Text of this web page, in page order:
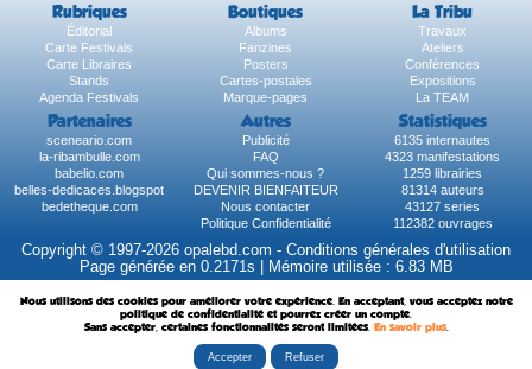
Rubriques Boutiques La Tribu
Éditorial Albums
Travaux
Carte Festivals
Fanzines
Ateliers
Carte Libraires
Posters
Conférences
Stands
Cartes-postales
Expositions
Agenda Festivals
Marque-pages La TEAM
Partenaires Autres Statistiques
sceneario.com Publicité
6135 internautes
la-ribambulle.com
FAQ
4323 manifestations
babelio.com
Qui sommes-nous ?
1259 librairies
belles-dedicaces.blogspot
DEVENIR BIENFAITEUR
81314 auteurs
bedetheque.com
Nous contacter
43127 series
Politique Confidentialité
112382 ouvrages
Copyright © 1997-2026 opalebd.com - Conditions générales d'utilisation
Page générée en 0.2171s | Mémoire utilisée : 6.83 MB
Nous utilisons des cookies pour améliorer votre expérience. En acceptant, vous acceptez notre
politique de confidentialité et pourrez créer un compte.
Sans accepter, certaines fonctionnalités seront limitées. En savoir plus.
Accepter Refuser